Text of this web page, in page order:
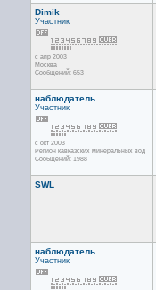
Dimik
Участник
с апр 2003
Москва
Сообщений: 653
наблюдатель
Участник
с окт 2003
Регион кавказских минеральных вод
Сообщений: 1988
SWL
наблюдатель
Участник